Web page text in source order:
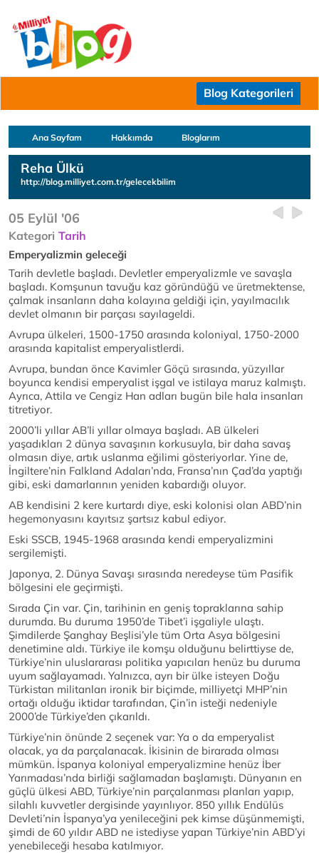
Blog Kategorileri
Ana Sayfam Hakkımda Bloglarım
Reha Ülkü
http://blog.milliyet.com.tr/gelecekbilim
05 Eylül '06
Kategori Tarih
Emperyalizmin geleceği
Tarih devletle başladı. Devletler emperyalizmle ve savaşla
başladı. Komşunun tavuğu kaz göründüğü ve üretmektense,
çalmak insanların daha kolayına geldiği için, yayılmacılık
devlet olmanın bir parçası sayılageldi.
Avrupa ülkeleri, 1500-1750 arasında koloniyal, 1750-2000
arasında kapitalist emperyalistlerdi.
Avrupa, bundan önce Kavimler Göçü sırasında, yüzyıllar
boyunca kendisi emperyalist işgal ve istilaya maruz kalmıştı.
Ayrıca, Attila ve Cengiz Han adları bugün bile hala insanları
titretiyor.
2000’li yıllar AB’li yıllar olmaya başladı. AB ülkeleri
yaşadıkları 2 dünya savaşının korkusuyla, bir daha savaş
olmasın diye, artık uslanma eğilimi gösteriyorlar. Yine de,
İngiltere’nin Falkland Adaları’nda, Fransa’nın Çad’da yaptığı
gibi, eski damarlarının yeniden kabardığı oluyor.
AB kendisini 2 kere kurtardı diye, eski kolonisi olan ABD’nin
hegemonyasını kayıtsız şartsız kabul ediyor.
Eski SSCB, 1945-1968 arasında kendi emperyalizmini
sergilemişti.
Japonya, 2. Dünya Savaşı sırasında neredeyse tüm Pasifik
bölgesini ele geçirmişti.
Sırada Çin var. Çin, tarihinin en geniş topraklarına sahip
durumda. Bu duruma 1950’de Tibet’i işgaliyle ulaştı.
Şimdilerde Şanghay Beşlisi’yle tüm Orta Asya bölgesini
denetimine aldı. Türkiye ile komşu olduğunu belirttiyse de,
Türkiye’nin uluslararası politika yapıcıları henüz bu duruma
uyum sağlayamadı. Yalnızca, ayrı bir ülke isteyen Doğu
Türkistan militanları ironik bir biçimde, milliyetçi MHP’nin
ortağı olduğu iktidar tarafından, Çin’in isteği nedeniyle
2000’de Türkiye’den çıkarıldı.
Türkiye’nin önünde 2 seçenek var: Ya o da emperyalist
olacak, ya da parçalanacak. İkisinin de birarada olması
mümkün. İspanya koloniyal emperyalizmine henüz İber
Yarımadası’nda birliği sağlamadan başlamıştı. Dünyanın en
güçlü ülkesi ABD, Türkiye’nin parçalanması planları yapıp,
silahlı kuvvetler dergisinde yayınlıyor. 850 yıllık Endülüs
Devleti’nin İspanya’ya yenileceğini pek kimse düşünmemişti,
şimdi de 60 yıldır ABD ne istediyse yapan Türkiye’nin ABD’yi
yenebileceği hesaba katılmıyor.